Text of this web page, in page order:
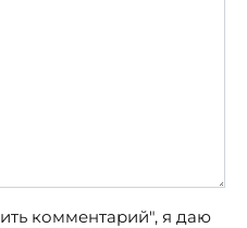
комментарий", я даю